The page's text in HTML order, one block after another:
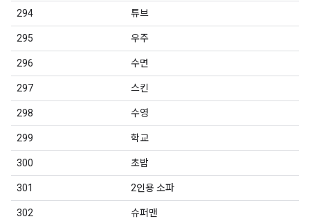
294 튜브
295 우주
296 수면
297 스킨
298 수영
299 학교
300 초밥
301 2인용 소파
302 슈퍼맨